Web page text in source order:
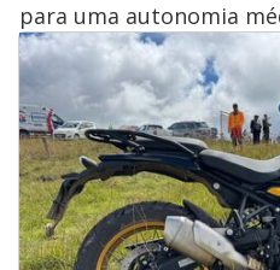
para uma autonomia